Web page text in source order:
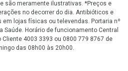
são meramente ilustrativas. *Preços e
no decorrer do dia. Antibióticos e
lojas físicas ou televendas. Portaria nº
Saúde. Horário de funcionamento Central
4003 3393 ou 0800 779 8767 de
das 08h00 às 20h00.